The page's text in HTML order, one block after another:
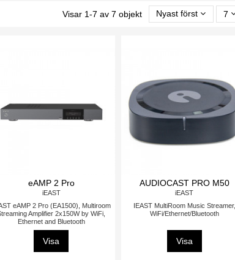
Visar 1-7 av 7 objekt Nyast först 7
eAMP 2 Pro
iEAST
eAMP 2 Pro (EA1500), Multiroom
Amplifier 2x150W by WiFi,
Ethernet and Bluetooth
Visa
AUDIOCAST PRO M50
iEAST
IEAST MultiRoom Music Streamer,
WiFi/Ethernet/Bluetooth
Visa